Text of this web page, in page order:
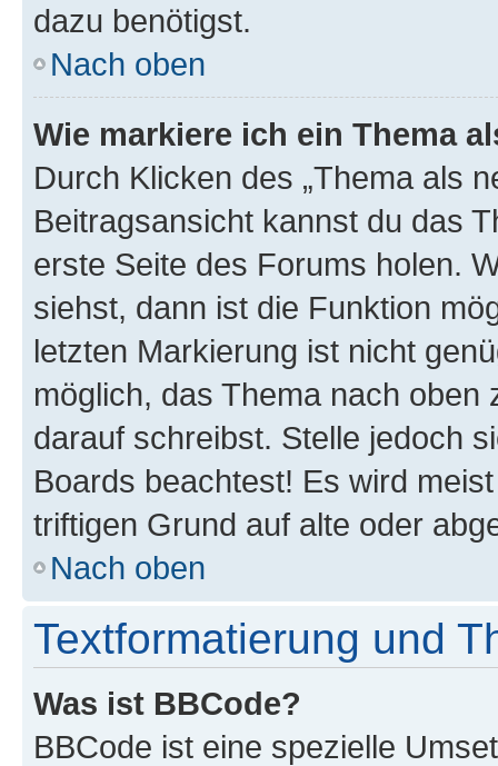
dazu benötigst.
Nach oben
Wie markiere ich ein Thema
Durch Klicken des „Thema als
Beitragsansicht kannst du das
erste Seite des Forums holen.
siehst, dann ist die Funktion
letzten Markierung ist nicht
möglich, das Thema nach oben
darauf schreibst. Stelle jedoch
Boards beachtest! Es wird
triftigen Grund auf alte oder
Nach oben
Textformatierung und
Was ist BBCode?
BBCode ist eine spezielle